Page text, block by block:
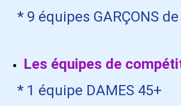
9 équipes GARÇONS de
Les équipes de
1 équipe DAMES 45+